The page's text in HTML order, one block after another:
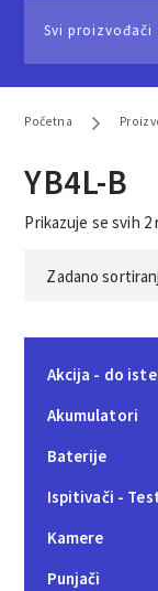
Svi proizvođači
Početna
YB4L-B
Prikazuje se svih
Akcija - do
Akumulatori
Baterije
Ispitivači -
Kamere
Punjači